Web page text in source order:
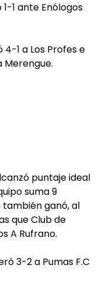
1 ante Enólogos
1 a Los Profes e
Merengue.
puntaje ideal
suma 9
también ganó, al
que Club de
A Rufrano.
3-2 a Pumas F.C